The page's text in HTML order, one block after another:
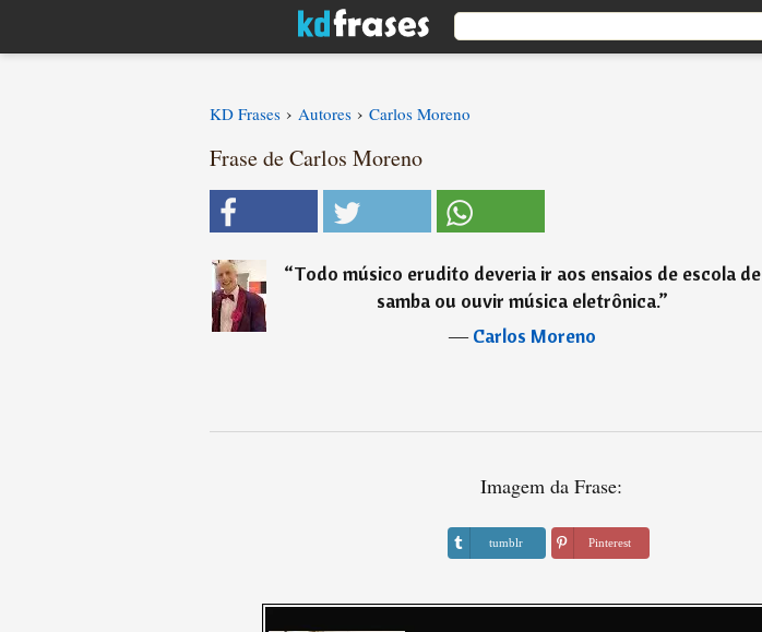
KD Frases › Autores › Carlos Moreno
Frase de Carlos Moreno
“Todo músico erudito deveria ir aos ensaios de escola de
samba ou ouvir música eletrônica.”
―Carlos Moreno
Imagem da Frase:
tumblr Pinterest